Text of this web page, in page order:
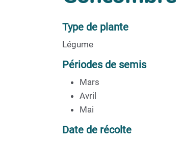
Type de plante
Légume
Périodes de semis
Mars
Avril
Mai
Date de récolte